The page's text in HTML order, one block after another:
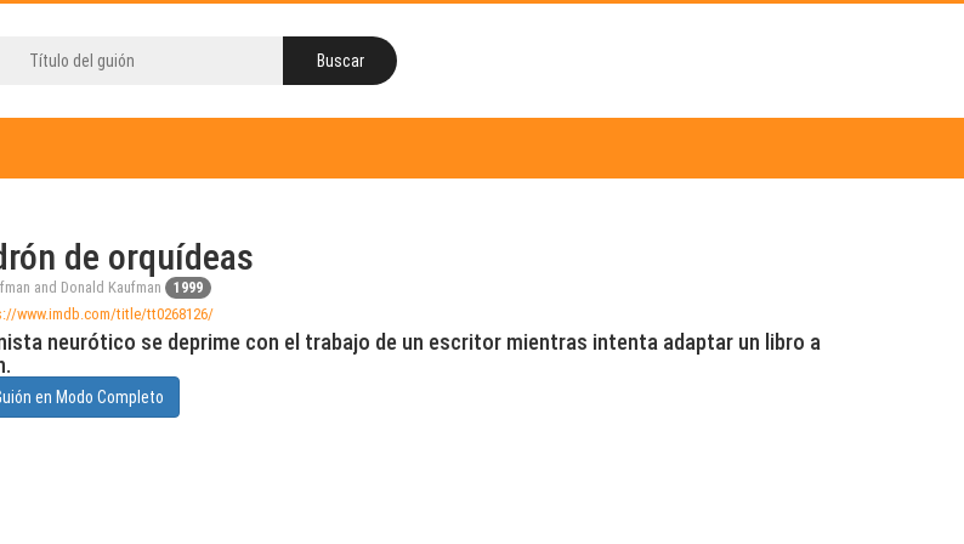
de orquídeas
and Donald Kaufman 1999
www.imdb.com/title/tt0268126/
neurótico se deprime con el trabajo de un escritor mientras intenta adaptar un libro a
en Modo Completo